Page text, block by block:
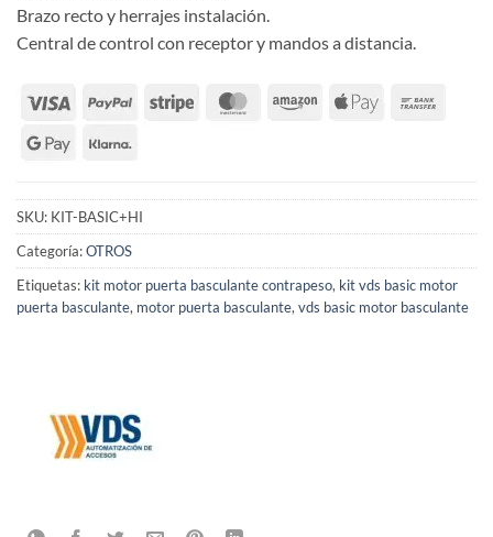
Brazo recto y herrajes instalación.
Central de control con receptor y mandos a distancia.
SKU: KIT-BASIC+HI
Categoría:OTROS
Etiquetas: kit motor puerta basculante contrapeso, kit vds basic motor
puerta basculante, motor puerta basculante, vds basic motor basculante